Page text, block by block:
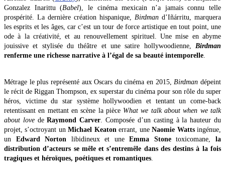
Gonzalez Inarittu (Babel), le cinéma mexicain n’a jamais connu telle
prospérité. La dernière création hispanique, Birdman d’Iñárritu, marquera
les esprits et les âges, car c’est un tour de force artistique en tout point, une
ode à la créativité, et au renouvellement spirituel. Une mise en abyme
jouissive et stylisée du théâtre et une satire hollywoodienne, Birdman
renferme une richesse narrative à l’égal de sa beauté intemporelle.
Métrage le plus représenté aux Oscars du cinéma en 2015,Birdman dépeint
le récit de Riggan Thompson, ex superstar du cinéma pour son rôle du super
héros, victime du star système hollywoodien et tentant un come-back
retentissant en mettant en scène la pièce What we talk about when we talk
about love deRaymond Carver. Composée d’un casting à la hauteur du
projet, s’octroyant unMichael Keatonerrant, uneNaomie Wattsingénue,
un Edward Norton libidineux et uneEmma Stonetoxicomane,la
distribution d’acteurs se mêle et s’entremêle dans des destins à la fois
tragiques et héroïques, poétiques et romantiques.